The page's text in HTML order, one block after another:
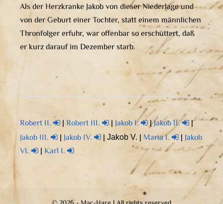
Als der Herzkranke Jakob von dieser Niederlage und
von der Geburt einer Tochter, statt einem männlichen
Thronfolger erfuhr, war offenbar so erschüttert, daß
er kurz darauf im Dezember starb.
Robert II. | Robert III. | Jakob I. |Jakob II.
|
Jakob III.
| Jakob IV. | Jakob V. | Maria I. | Jakob
VI.
| Karl I.